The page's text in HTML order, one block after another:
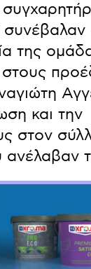
της
και την
στον